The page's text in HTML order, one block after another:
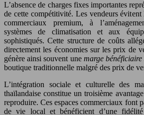
L’absence de charges fixes importantes
de cette compétitivité. Les vendeurs
commerciaux premium, à
systèmes de climatisation et aux
sophistiqués. Cette structure de coûts
directement les économies sur les prix de
génère ainsi souvent une marge bénéficiaire
boutique traditionnelle malgré des prix de
L’intégration sociale et culturelle des
thaïlandaise constitue un troisième
reproduire. Ces espaces commerciaux font
de vie local et bénéficient d’une